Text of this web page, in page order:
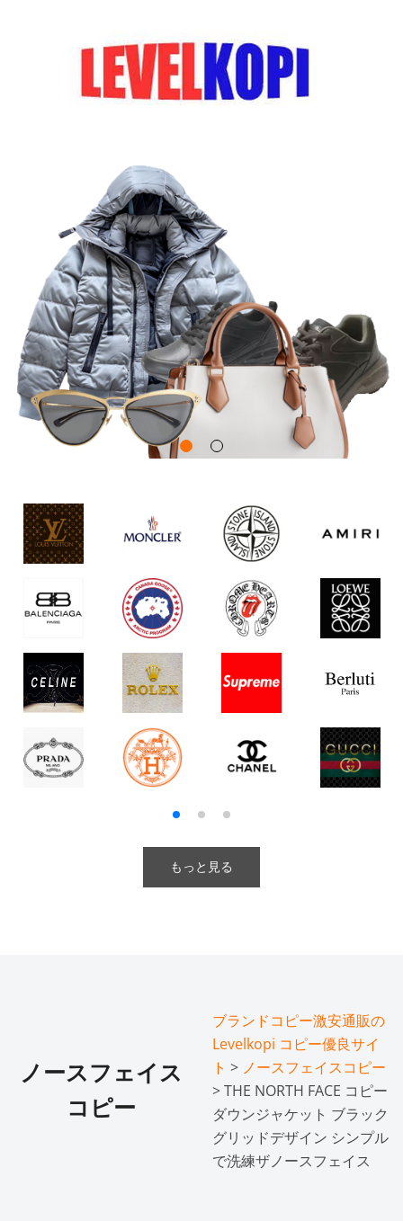
もっと見る
ノースフェイス
コピー
ブランドコピー激安通販の
Levelkopi コピー優良サイ
ト > ノースフェイスコピー
> THE NORTH FACE コピー
ダウンジャケット ブラック
グリッドデザイン シンプル
で洗練ザノースフェイス